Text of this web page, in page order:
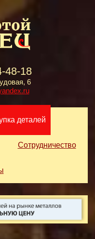
48-18
6
деталей
Сотрудничество